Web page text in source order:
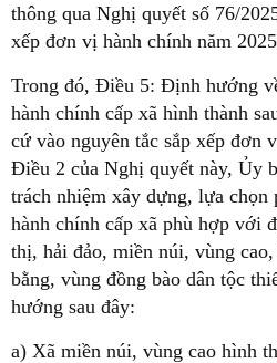
thông qua Nghị quyết số 76/
xếp đơn vị hành chính năm
Trong đó, Điều 5: Định hướng
hành chính cấp xã hình thành
cứ vào nguyên tắc sắp xếp đơn
Điều 2 của Nghị quyết này, Ủy
trách nhiệm xây dựng, lựa chọn
hành chính cấp xã phù hợp với
thị, hải đảo, miền núi, vùng
bằng, vùng đồng bào dân tộc
hướng sau đây:
a) Xã miền núi, vùng cao hình